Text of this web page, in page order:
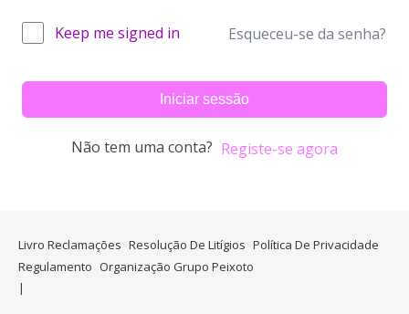
Keep me signed in Esqueceu-se da senha?
Iniciar sessão
Não tem uma conta? Registe-se agora
Livro Reclamações Resolução De Litígios Política De Privacidade
Regulamento Organização Grupo Peixoto